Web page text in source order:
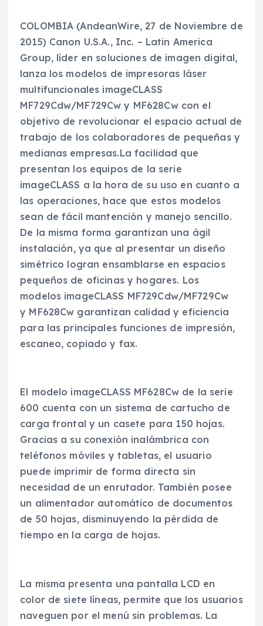
COLOMBIA (AndeanWire, 27 de Noviembre de
2015) Canon U.S.A., Inc. – Latin America
Group, líder en soluciones de imagen digital,
lanza los modelos de impresoras láser
multifuncionales imageCLASS
MF729Cdw/MF729Cw y MF628Cw con el
objetivo de revolucionar el espacio actual de
trabajo de los colaboradores de pequeñas y
medianas empresas.La facilidad que
presentan los equipos de la serie
imageCLASS a la hora de su uso en cuanto a
las operaciones, hace que estos modelos
sean de fácil mantención y manejo sencillo.
De la misma forma garantizan una ágil
instalación, ya que al presentar un diseño
simétrico logran ensamblarse en espacios
pequeños de oficinas y hogares. Los
modelos imageCLASS MF729Cdw/MF729Cw
y MF628Cw garantizan calidad y eficiencia
para las principales funciones de impresión,
escaneo, copiado y fax.
El modelo imageCLASS MF628Cw de la serie
600 cuenta con un sistema de cartucho de
carga frontal y un casete para 150 hojas.
Gracias a su conexión inalámbrica con
teléfonos móviles y tabletas, el usuario
puede imprimir de forma directa sin
necesidad de un enrutador. También posee
un alimentador automático de documentos
de 50 hojas, disminuyendo la pérdida de
tiempo en la carga de hojas.
La misma presenta una pantalla LCD en
color de siete líneas, permite que los usuarios
naveguen por el menú sin problemas. La